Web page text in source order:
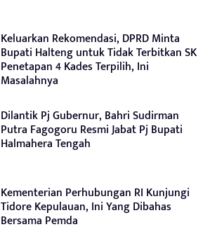
Keluarkan Rekomendasi, DPRD Minta
Bupati Halteng untuk Tidak Terbitkan SK
Penetapan 4 Kades Terpilih, Ini
Masalahnya
Dilantik Pj Gubernur, Bahri Sudirman
Putra Fagogoru Resmi Jabat Pj Bupati
Halmahera Tengah
Kementerian Perhubungan RI Kunjungi
Tidore Kepulauan, Ini Yang Dibahas
Bersama Pemda